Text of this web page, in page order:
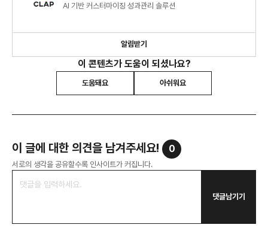
AI 기반 커스터마이징 성과관리 솔루션
알림받기
이 콘텐츠가 도움이 되셨나요?
도움돼요 아쉬워요
이 글에 대한 의견을 남겨주세요! 0
서로의 생각을 공유할수록 인사이트가 커집니다.
댓글남기기